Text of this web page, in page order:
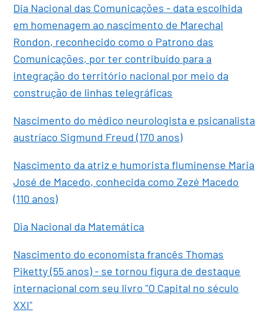
Dia Nacional das Comunicações - data escolhida
em homenagem ao nascimento de Marechal
Rondon, reconhecido como o Patrono das
Comunicações, por ter contribuído para a
integração do território nacional por meio da
construção de linhas telegráficas
Nascimento do médico neurologista e psicanalista
austríaco Sigmund Freud (170 anos)
Nascimento da atriz e humorista fluminense Maria
José de Macedo, conhecida como Zezé Macedo
(110 anos)
Dia Nacional da Matemática
Nascimento do economista francês Thomas
Piketty (55 anos) - se tornou figura de destaque
internacional com seu livro "O Capital no século
XXI"